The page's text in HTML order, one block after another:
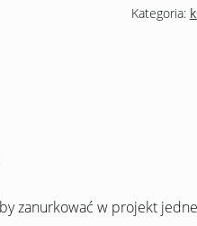
Kategoria:
zanurkować w projekt